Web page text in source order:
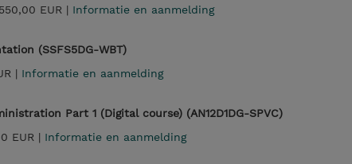
EUR | Informatie en aanmelding
(SSFS5DG-WBT)
| Informatie en aanmelding
Part 1 (Digital course) (AN12D1DG-SPVC)
EUR | Informatie en aanmelding